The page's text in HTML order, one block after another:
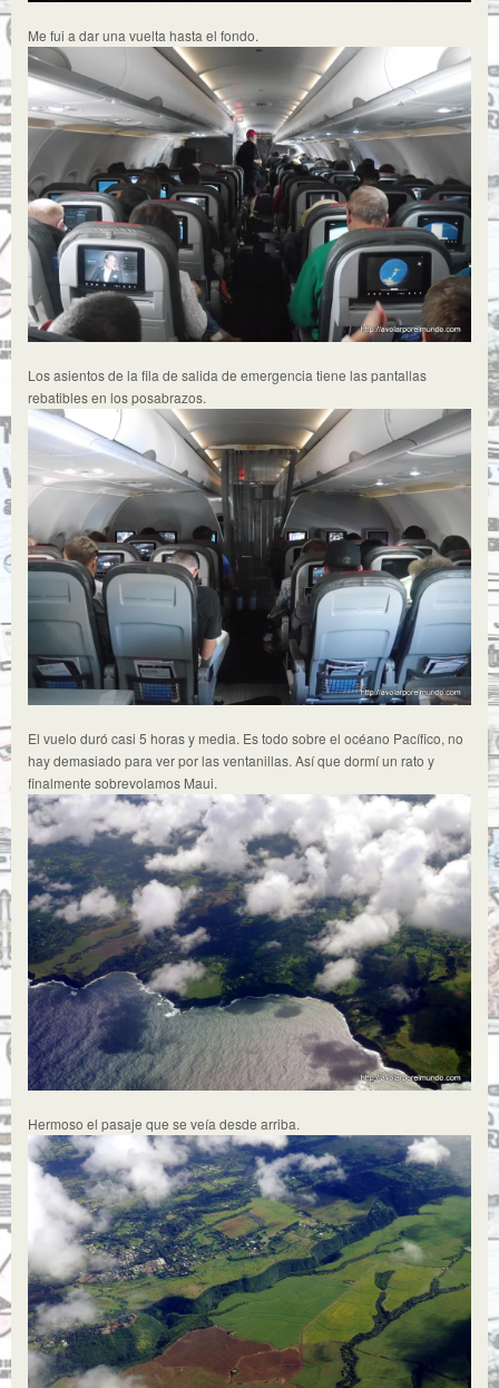
Me fui a dar una vuelta hasta el fondo.
Los asientos de la fila de salida de emergencia tiene las pantallas
rebatibles en los posabrazos.
El vuelo duró casi 5 horas y media. Es todo sobre el océano Pacífico, no
hay demasiado para ver por las ventanillas. Así que dormí un rato y
finalmente sobrevolamos Maui.
Hermoso el pasaje que se veía desde arriba.